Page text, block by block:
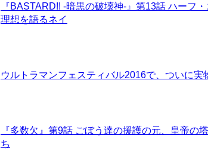
『BASTARD!! -暗黒の破壊神-』第13話 ハーフ
理想を語るネイ
ウルトラマンフェスティバル2016で、ついに実
『多数欠』第9話 ごぼう達の援護の元、皇帝の
ち